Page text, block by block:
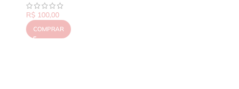
R$100,00
COMPRAR